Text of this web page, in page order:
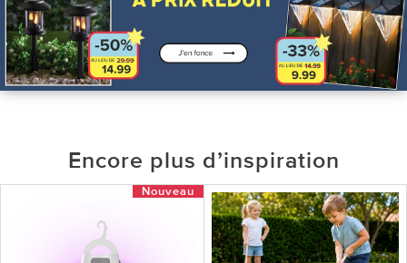
Encore plus d’inspiration
Nouveau